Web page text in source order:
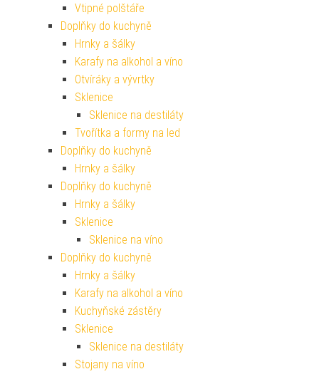
Vtipné polštáře
Doplňky do kuchyně
Hrnky a šálky
Karafy na alkohol a víno
Otvíráky a vývrtky
Sklenice
Sklenice na destiláty
Tvořítka a formy na led
Doplňky do kuchyně
Hrnky a šálky
Doplňky do kuchyně
Hrnky a šálky
Sklenice
Sklenice na víno
Doplňky do kuchyně
Hrnky a šálky
Karafy na alkohol a víno
Kuchyňské zástěry
Sklenice
Sklenice na destiláty
Stojany na víno